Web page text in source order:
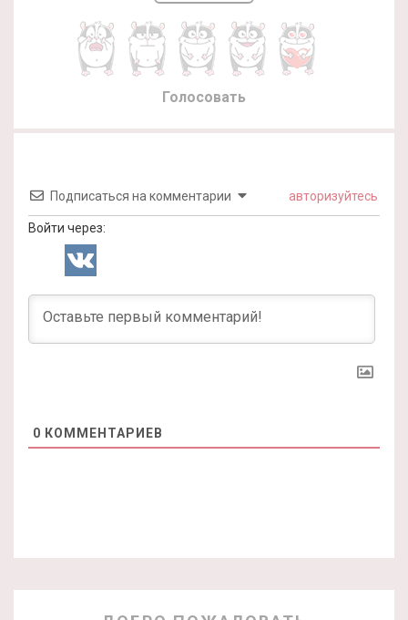
Голосовать
Подписаться на комментарии авторизуйтесь
Войти через:
0 КОММЕНТАРИЕВ